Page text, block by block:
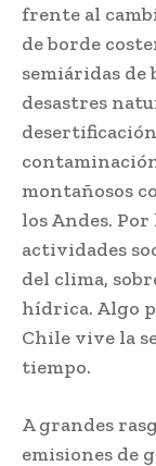
frente al
de borde
semiáridas de
desastres
montañosos
los Andes.
actividades
del clima,
hídrica. Algo
Chile vive la
tiempo.
A grandes
emisiones de